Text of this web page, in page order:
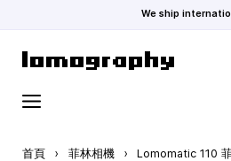
We ship
首頁 › 菲林相機 › Lomomatic 110